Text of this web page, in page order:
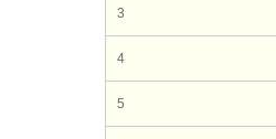
3
4
5